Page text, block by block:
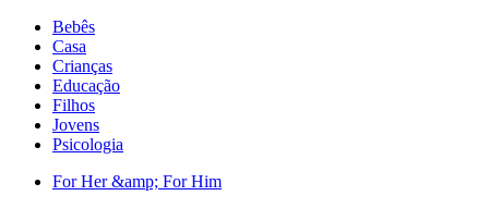
Bebês
Casa
Crianças
Educação
Filhos
Jovens
Psicologia
For Her &amp; For Him